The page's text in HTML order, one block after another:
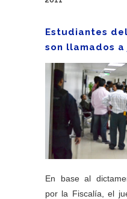
Estudiantes
son llamados a
En base al
por la Fiscalía, el